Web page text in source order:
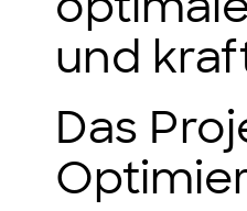
und
Das